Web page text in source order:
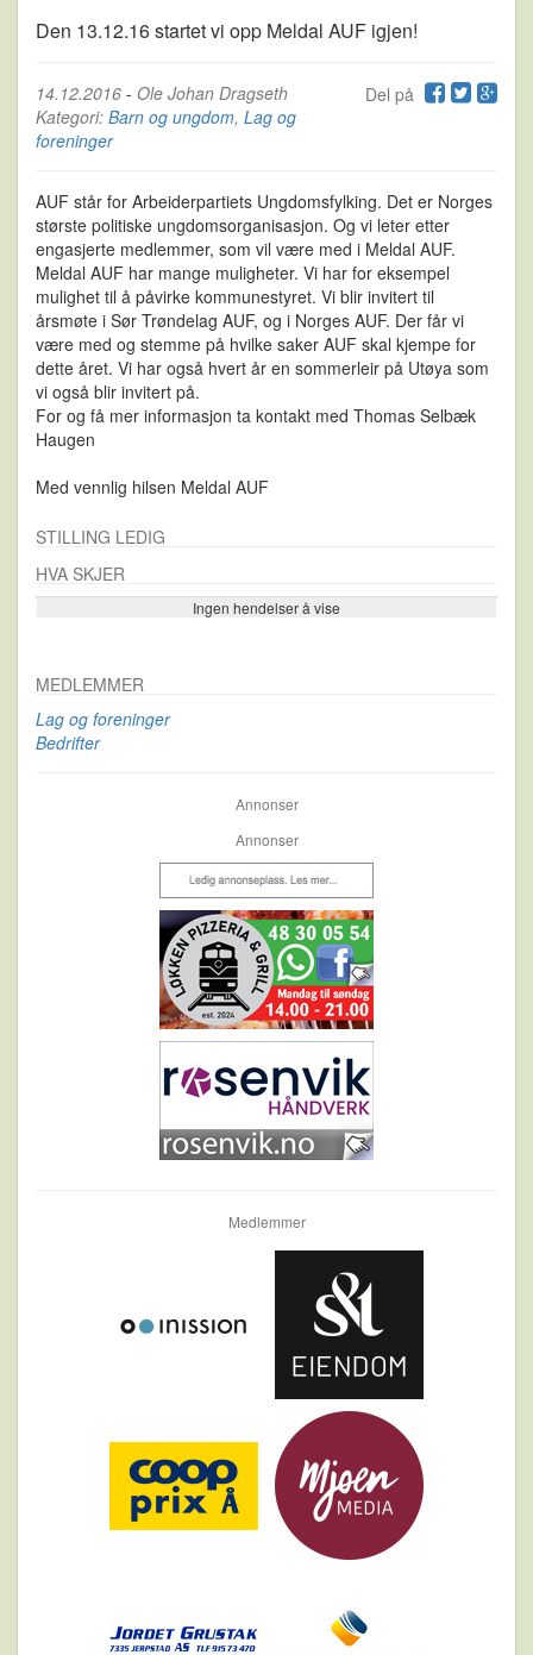
Den 13.12.16 startet vi opp Meldal AUF igjen!
Del på
14.12.2016 - Ole Johan Dragseth
Kategori: Barn og ungdom, Lag og
foreninger
AUF står for Arbeiderpartiets Ungdomsfylking. Det er Norges
største politiske ungdomsorganisasjon. Og vi leter etter
engasjerte medlemmer, som vil være med i Meldal AUF.
Meldal AUF har mange muligheter. Vi har for eksempel
mulighet til å påvirke kommunestyret. Vi blir invitert til
årsmøte i Sør Trøndelag AUF, og i Norges AUF. Der får vi
være med og stemme på hvilke saker AUF skal kjempe for
dette året. Vi har også hvert år en sommerleir på Utøya som
vi også blir invitert på.
For og få mer informasjon ta kontakt med Thomas Selbæk
Haugen
Med vennlig hilsen Meldal AUF
STILLING LEDIG
HVA SKJER
Ingen hendelser å vise
Se flere…
MEDLEMMER
Lag og foreninger
Bedrifter
Annonser
Annonser
Medlemmer